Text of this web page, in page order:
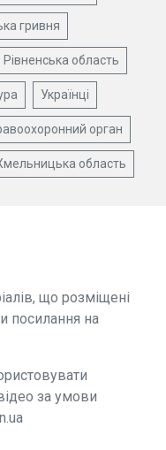
гривня
Рівненська область
Українці
орган
область
що розміщені
посилання на
за умови